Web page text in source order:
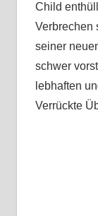
Child
Verbrechen
seiner
schwer
lebhaften
Verrückte